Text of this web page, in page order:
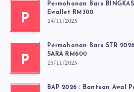
P
Permohonan Baru
Ewallet RM300
24/11/2025
P
Permohonan Baru STR
SARA RM600
23/11/2025
BAP 2026 : Bantuan Awal